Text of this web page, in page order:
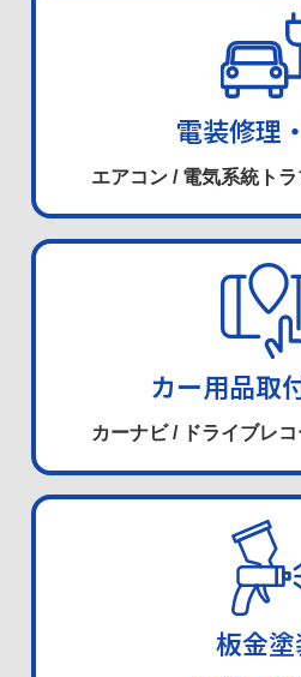
電装修理
エアコン / 電気系統ト
カー用品取
カーナビ / ドライブレ
板金